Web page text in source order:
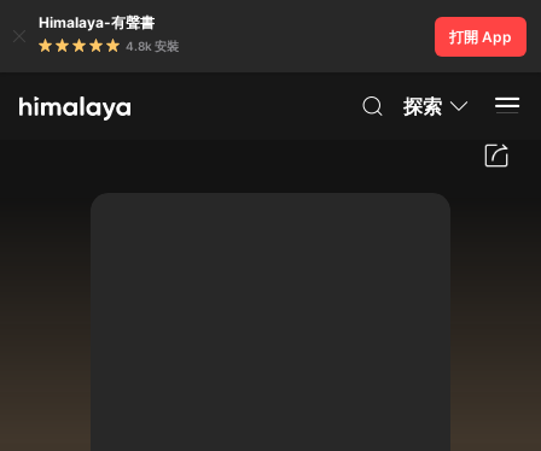
Himalaya-有聲書
4.8k 安裝
打開 App
探索